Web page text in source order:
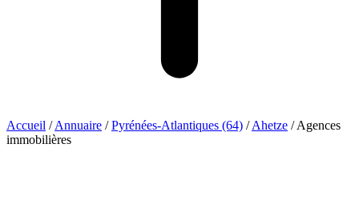
Accueil / Annuaire / Pyrénées-Atlantiques (64) / Ahetze / Agences
immobilières